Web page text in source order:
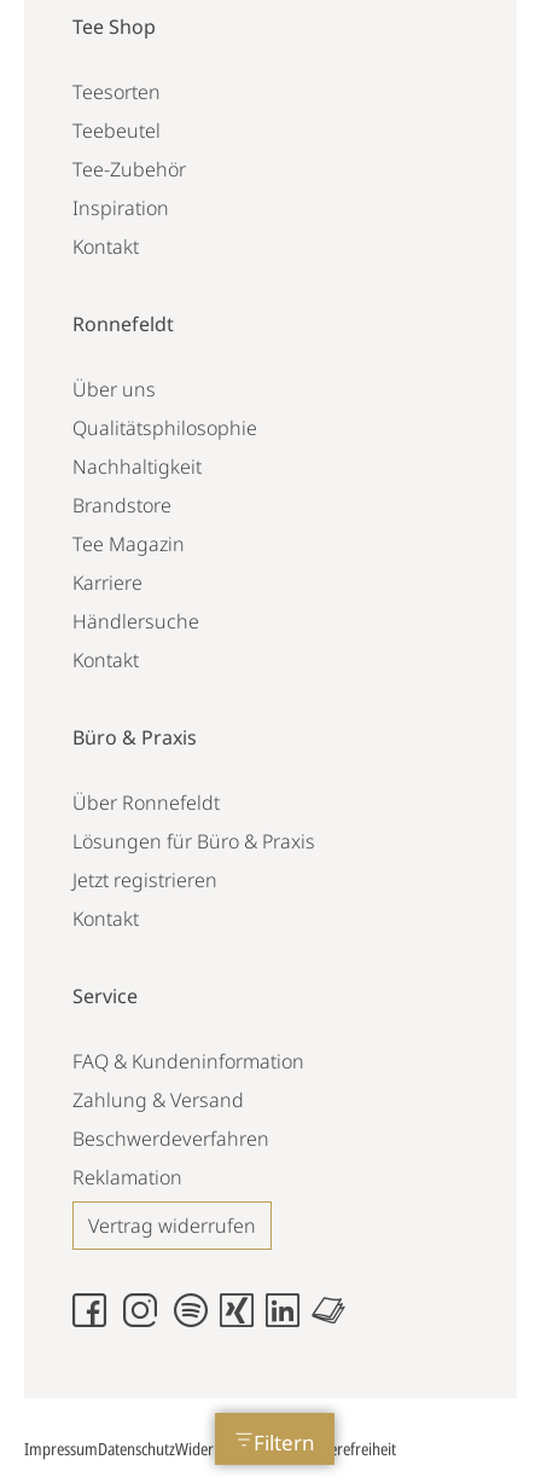
Filtern
Tee Shop
Teesorten
Teebeutel
Tee-Zubehör
Inspiration
Kontakt
Ronnefeldt
Über uns
Qualitätsphilosophie
Nachhaltigkeit
Brandstore
Tee Magazin
Karriere
Händlersuche
Kontakt
Büro & Praxis
Über Ronnefeldt
Lösungen für Büro & Praxis
Jetzt registrieren
Kontakt
Service
FAQ & Kundeninformation
Zahlung & Versand
Beschwerdeverfahren
Reklamation
Vertrag widerrufen
ImpressumDatenschutzWiderrufsrechtAGBBarrierefreiheit